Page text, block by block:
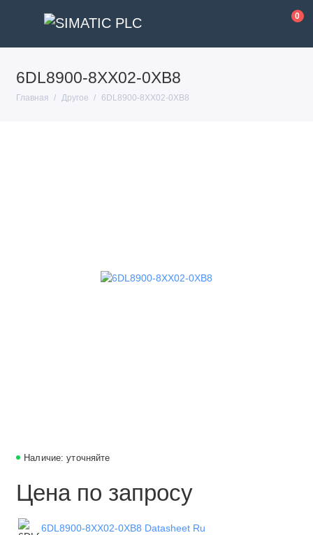
0
6DL8900-8XX02-0XB8
Главная Другое 6DL8900-8XX02-0XB8
Наличие: уточняйте
Цена по запросу
6DL8900-8XX02-0XB8 Datasheet Ru